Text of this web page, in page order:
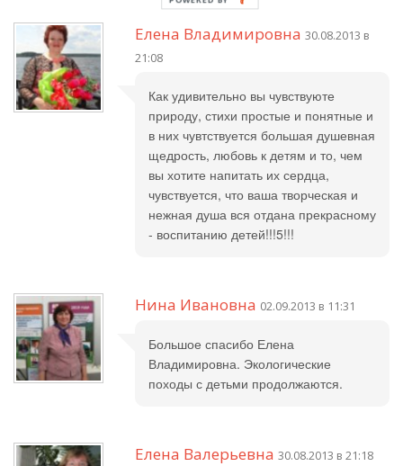
Елена Владимировна 30.08.2013 в
21:08
Как удивительно вы чувствуюте
природу, стихи простые и понятные и
в них чувтствуется большая душевная
щедрость, любовь к детям и то, чем
вы хотите напитать их сердца,
чувствуется, что ваша творческая и
нежная душа вся отдана прекрасному
- воспитанию детей!!!5!!!
Нина Ивановна 02.09.2013 в 11:31
Большое спасибо Елена
Владимировна. Экологические
походы с детьми продолжаются.
Елена Валерьевна 30.08.2013 в 21:18